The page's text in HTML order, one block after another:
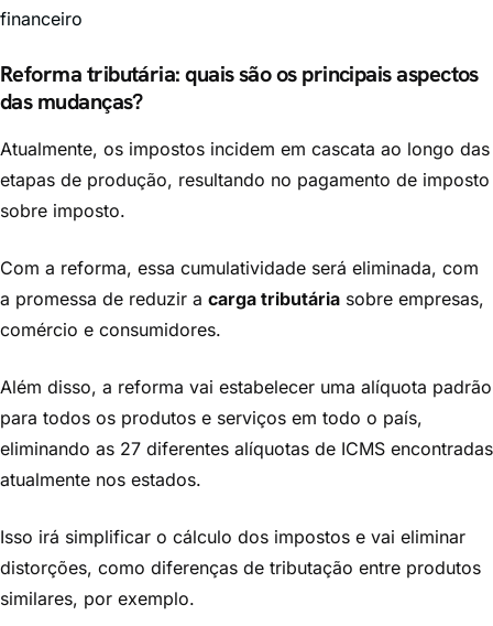
financeiro
Reforma tributária: quais são os principais aspectos
das mudanças?
Atualmente, os impostos incidem em cascata ao longo das
etapas de produção, resultando no pagamento de imposto
sobre imposto.
Com a reforma, essa cumulatividade será eliminada, com
a promessa de reduzir a carga tributária sobre empresas,
comércio e consumidores.
Além disso, a reforma vai estabelecer uma alíquota padrão
para todos os produtos e serviços em todo o país,
eliminando as 27 diferentes alíquotas de ICMS encontradas
atualmente nos estados.
Isso irá simplificar o cálculo dos impostos e vai eliminar
distorções, como diferenças de tributação entre produtos
similares, por exemplo.